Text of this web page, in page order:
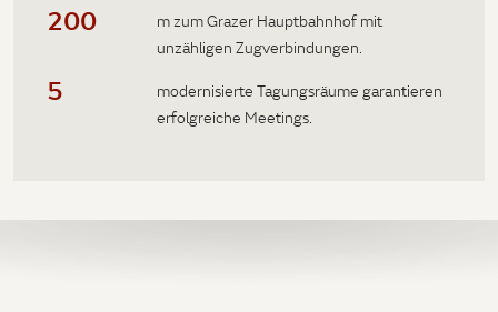
200
m zum Grazer Hauptbahnhof mit
unzähligen Zugverbindungen.
5
modernisierte Tagungsräume garantieren
erfolgreiche Meetings.